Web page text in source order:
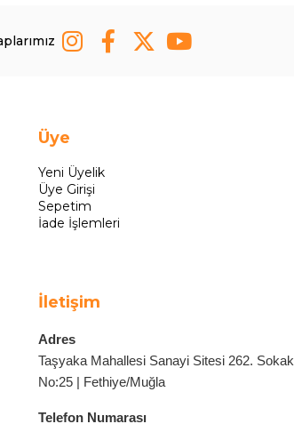
Üye
Yeni Üyelik
Üye Girişi
Sepetim
İade İşlemleri
İletişim
Adres
Taşyaka Mahallesi Sanayi Sitesi 262. Sokak
No:25 | Fethiye/Muğla
Telefon Numarası